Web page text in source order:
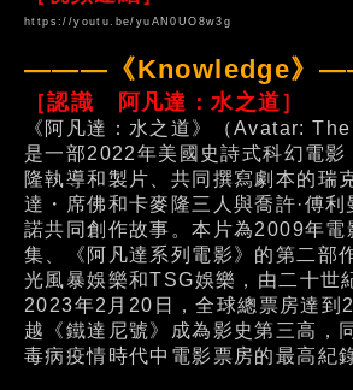
https://youtu.be/yuAN0UO8w3g
———《Knowledge》
［認識 阿凡達：水之道］
《阿凡達：水之道》（Avatar:
是一部2022年美國史詩式科幻電影
隆執導和製片、共同撰寫劇本的瑞
達・席佛和卡麥隆三人與喬許·傅利
諾共同創作故事。本片為2009年電
集、《阿凡達系列電影》的第二部
光風暴娛樂和TSG娛樂，由二十世
2023年2月20日，全球總票房達到
越《鐵達尼號》成為影史第三高，
毒病疫情時代中電影票房的最高紀